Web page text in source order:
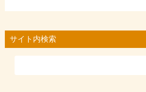
サイト内検索